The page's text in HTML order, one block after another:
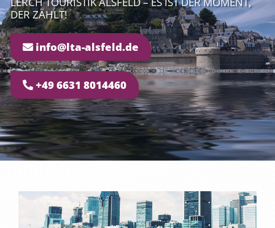
DER ZÄHLT!
info@lta-alsfeld.de
+49 6631 8014460